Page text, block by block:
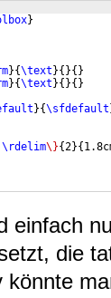
}
}{\text }{ }{ }
}{\text }{ }{ }
}{\sfdefault
\rdelim\}{2}{
einfach
die
könnte